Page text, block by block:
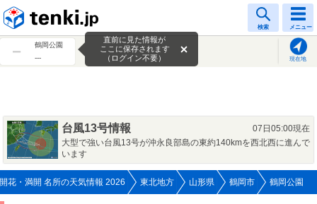
検索 メニュー
鶴岡公園
---
現在地
直前に見た情報が
ここに保存されます
（ログイン不要）
台風13号情報
07日05:00現在
大型で強い台風13号が沖永良部島の東約140kmを西北西に進んで
います
花・満開 名所の天気情報 2026 東北地方 山形県 鶴岡市 鶴岡公園